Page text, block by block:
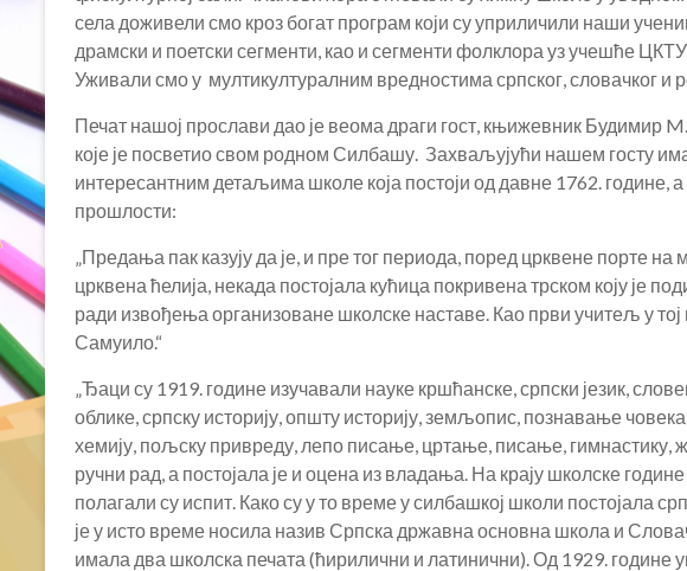
села доживели смо кроз богат програм који су уприличили наши
драмски и поетски сегменти, као и сегменти фолклора уз учешће
Уживали смо у мултикултуралним вредностима српског, словачког и
Печат нашој прослави дао је веома драги гост, књижевник Будимир
које је посветио свом родном Силбашу. Захваљујући нашем госту
интересантним детаљима школе која постоји од давне 1762. године,
прошлости:
„Предања пак казују да је, и пре тог периода, поред црквене порте на
црквена ћелија, некада постојала кућица покривена трском коју је
ради извођења организоване школске наставе. Као први учитељ у
Самуило.“
„Ђаци су 1919. године изучавали науке кршћанске, српски језик,
облике, српску историју, општу историју, земљопис, познавање
хемију, пољску привреду, лепо писање, цртање, писање, гимнастику,
ручни рад, а постојала је и оцена из владања. На крају школске
полагали су испит. Како су у то време у силбашкој школи постојала
је у исто време носила назив Српска државна основна школа и
имала два школска печата (ћирилични и латинични). Од 1929. године